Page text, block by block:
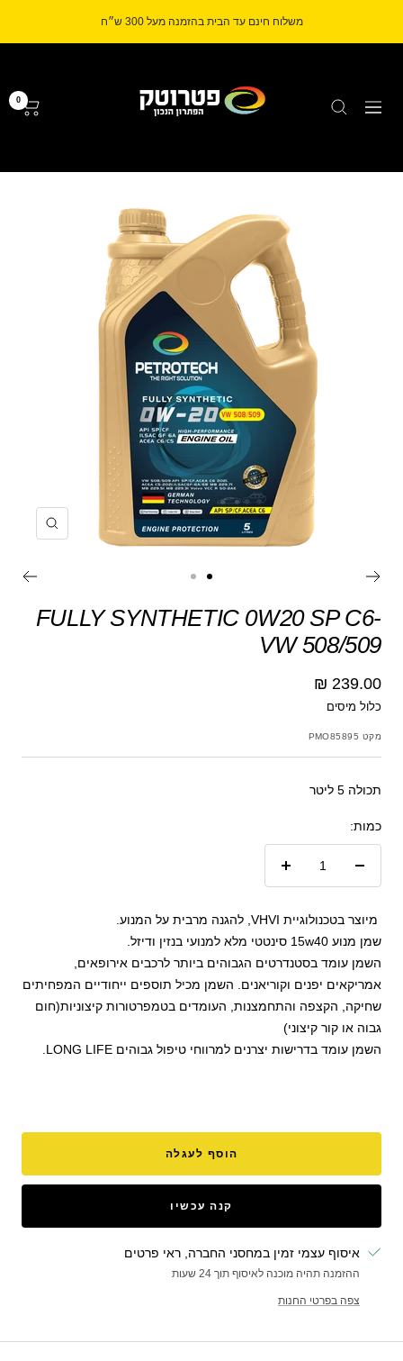
משלוח חינם עד הבית בהזמנה מעל 300 ש״ח
ניווט
0
הקרב
לשקופית
לשקופית
FULLY SYNTHETIC 0W20 SP C6-
VW 508/509
מחיר
מבצע
239.00 ₪
כלול מיסים
מקט PMO85895
תכולה 5 ליטר
כמות:
מיוצר בטכנולוגיית VHVI, להגנה מרבית על המנוע.
שמן מנוע 15w40 סינטטי מלא למנועי בנזין ודיזל.
השמן עומד בסטנדרטים הגבוהים ביותר לרכבים אירופאים,
אמריקאים יפנים וקוריאנים. השמן מכיל תוספים ייחודיים המפחיתים
שחיקה, הקצפה והתחמצנות, העומדים בטמפרטורות קיצוניות(חום
גבוה או קור קיצוני)
השמן עומד בדרישות יצרנים למרווחי טיפול גבוהים LONG LIFE.
הוסף לעגלה
קנה עכשיו
איסוף עצמי זמין במחסני החברה, ראי פרטים
ההזמנה תהיה מוכנה לאיסוף תוך 24 שעות
צפה בפרטי החנות